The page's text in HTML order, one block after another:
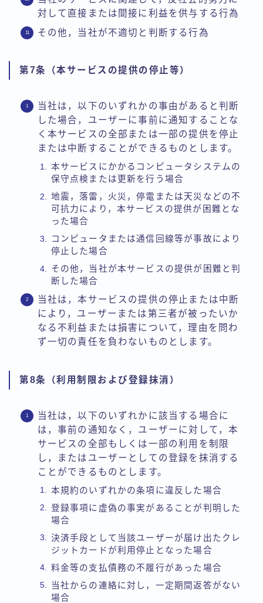
対して直接または間接に利益を供与する行為
その他，当社が不適切と判断する行為
第7条（本サービスの提供の停止等）
当社は，以下のいずれかの事由があると判断
した場合，ユーザーに事前に通知することな
く本サービスの全部または一部の提供を停止
または中断することができるものとします。
本サービスにかかるコンピュータシステムの
保守点検または更新を行う場合
地震，落雷，火災，停電または天災などの不
可抗力により，本サービスの提供が困難とな
った場合
コンピュータまたは通信回線等が事故により
停止した場合
その他，当社が本サービスの提供が困難と判
断した場合
当社は，本サービスの提供の停止または中断
により，ユーザーまたは第三者が被ったいか
なる不利益または損害について，理由を問わ
ず一切の責任を負わないものとします。
第8条（利用制限および登録抹消）
当社は，以下のいずれかに該当する場合に
は，事前の通知なく，ユーザーに対して，本
サービスの全部もしくは一部の利用を制限
し，またはユーザーとしての登録を抹消する
ことができるものとします。
本規約のいずれかの条項に違反した場合
登録事項に虚偽の事実があることが判明した
場合
決済手段として当該ユーザーが届け出たクレ
ジットカードが利用停止となった場合
料金等の支払債務の不履行があった場合
当社からの連絡に対し，一定期間返答がない
場合